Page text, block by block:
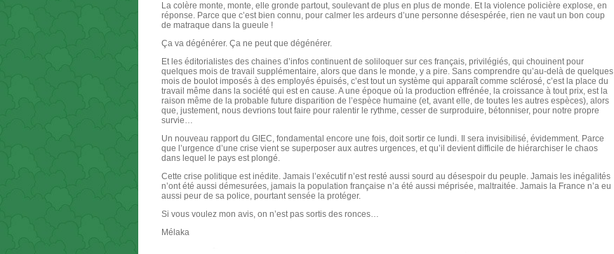
La colère monte, monte, elle gronde partout, soulevant de plus en plus de monde. Et la violence policière explose, en
réponse. Parce que c’est bien connu, pour calmer les ardeurs d’une personne désespérée, rien ne vaut un bon coup
de matraque dans la gueule !
Ça va dégénérer. Ça ne peut que dégénérer.
Et les éditorialistes des chaines d’infos continuent de soliloquer sur ces français, privilégiés, qui chouinent pour
quelques mois de travail supplémentaire, alors que dans le monde, y a pire. Sans comprendre qu’au-delà de quelques
mois de boulot imposés à des employés épuisés, c’est tout un système qui apparaît comme sclérosé, c’est la place du
travail même dans la société qui est en cause. A une époque où la production effrénée, la croissance à tout prix, est la
raison même de la probable future disparition de l’espèce humaine (et, avant elle, de toutes les autres espèces), alors
que, justement, nous devrions tout faire pour ralentir le rythme, cesser de surproduire, bétonniser, pour notre propre
survie…
Un nouveau rapport du GIEC, fondamental encore une fois, doit sortir ce lundi. Il sera invisibilisé, évidemment. Parce
que l’urgence d’une crise vient se superposer aux autres urgences, et qu’il devient difficile de hiérarchiser le chaos
dans lequel le pays est plongé.
Cette crise politique est inédite. Jamais l’exécutif n’est resté aussi sourd au désespoir du peuple. Jamais les inégalités
n’ont été aussi démesurées, jamais la population française n’a été aussi méprisée, maltraitée. Jamais la France n’a eu
aussi peur de sa police, pourtant sensée la protéger.
Si vous voulez mon avis, on n’est pas sortis des ronces…
Mélaka